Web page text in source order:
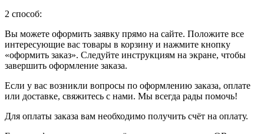
2 способ:
Вы можете оформить заявку прямо на сайте. Положите все
интересующие вас товары в корзину и нажмите кнопку
«оформить заказ». Следуйте инструкциям на экране, чтобы
завершить оформление заказа.
Если у вас возникли вопросы по оформлению заказа, оплате
или доставке, свяжитесь с нами. Мы всегда рады помочь!
Для оплаты заказа вам необходимо получить счёт на оплату.